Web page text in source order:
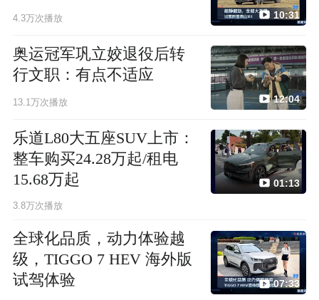
4.3万次播放 10:31
奥运冠军巩立姣退役后转
行文职：有点不适应
13.1万次播放 12:04
乐道L80大五座SUV上市：
整车购买24.28万起/租电
15.68万起
3.8万次播放
01:13
全球化品质，动力体验越
级，TIGGO 7 HEV 海外版
试驾体验
07:33